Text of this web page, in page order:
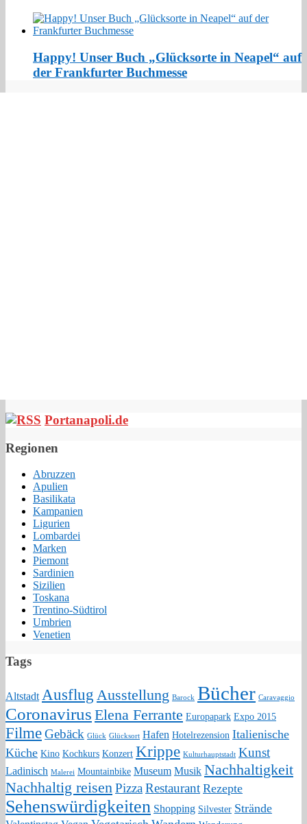
Happy! Unser Buch „Glücksorte in Neapel“ auf
der Frankfurter Buchmesse
Portanapoli.de
Regionen
Abruzzen
Apulien
Basilikata
Kampanien
Ligurien
Lombardei
Marken
Piemont
Sardinien
Sizilien
Toskana
Trentino-Südtirol
Umbrien
Venetien
Tags
Altstadt Ausflug Ausstellung Barock Bücher Caravaggio
Coronavirus Elena Ferrante Europapark Expo 2015
FilmeGebäck Glück Glücksort Hafen Hotelrezension Italienische
Küche Kino Kochkurs Konzert Krippe Kulturhauptstadt Kunst
Ladinisch Malerei Mountainbike Museum Musik Nachhaltigkeit
Nachhaltig reisen Pizza Restaurant Rezepte
Sehenswürdigkeiten Shopping Silvester Strände